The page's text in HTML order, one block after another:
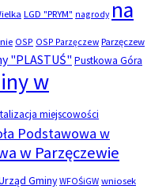
LGD "PRYM" nagrody na
OSP OSP Parzęczew Parzęczew
"PLASTUŚ" Pustkowa Góra
w
miejscowości
Podstawowa w
w Parzęczewie
GminyWFOŚiGW wniosek